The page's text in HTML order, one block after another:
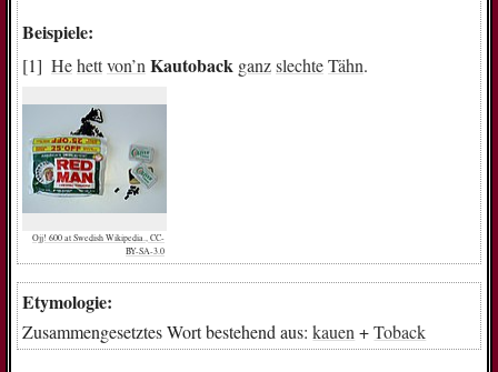
Beispiele:
Hehettvon’n Kautoback ganzslechteTähn.
Ojj! 600 at Swedish Wikipedia., CC-
BY-SA-3.0
Etymologie:
Zusammengesetztes Wort bestehend aus:kauen +Toback